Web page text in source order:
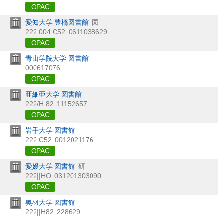
OPAC
愛知大学 豊橋図書館 図
222.004:C52 0611038629
OPAC
青山学院大学 図書館
000617076
OPAC
亜細亜大学 図書館
222/H 82 11152657
OPAC
岩手大学 図書館
222:C52 0012021176
OPAC
愛媛大学 図書館 研
222||HO 031201303090
OPAC
奥羽大学 図書館
222||H82 228629